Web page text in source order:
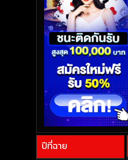
ปีที่ฉาย